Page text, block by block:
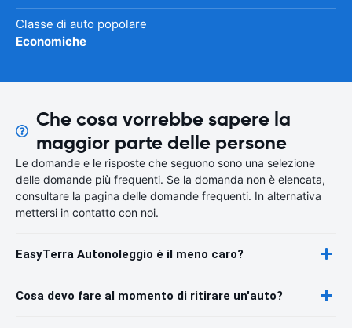
Classe di auto popolare
Economiche
Che cosa vorrebbe sapere la
maggior parte delle persone
Le domande e le risposte che seguono sono una selezione
delle domande più frequenti. Se la domanda non è elencata,
consultare la pagina delle domande frequenti. In alternativa
mettersi in contatto con noi.
EasyTerra Autonoleggio è il meno caro?
Cosa devo fare al momento di ritirare un'auto?